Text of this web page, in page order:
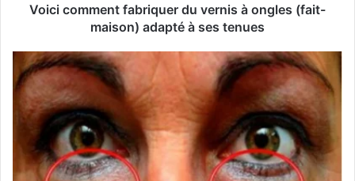
Voici comment fabriquer du vernis à ongles (fait-
maison) adapté à ses tenues